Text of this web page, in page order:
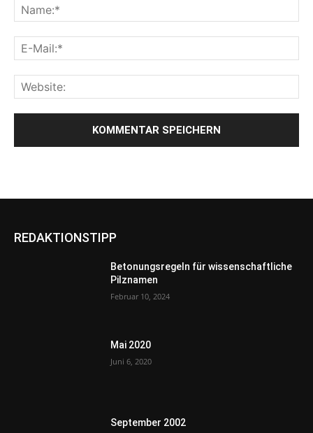
REDAKTIONSTIPP
Betonungsregeln für wissenschaftliche
Pilznamen
Februar 10, 2024
Mai 2020
Juni 6, 2020
September 2002